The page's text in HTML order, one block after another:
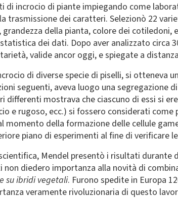
di incrocio di piante impiegando come
trasmissione dei caratteri. Selezionò 22
della pianta, colore dei
dei dati. Dopo aver analizzato circa
valide ancor oggi, e spiegate a
di diverse specie di piselli, si
seguenti, aveva luogo una
differenti mostrava che ciascuno di essi si
e rugoso, ecc.) si fossero considerati
momento della formazione delle cellule
piano di esperimenti al fine di
Mendel presentò i risultati
non diedero importanza alla novità di
su ibridi vegetali. Furono spedite in Europa
veramente rivoluzionaria di questo